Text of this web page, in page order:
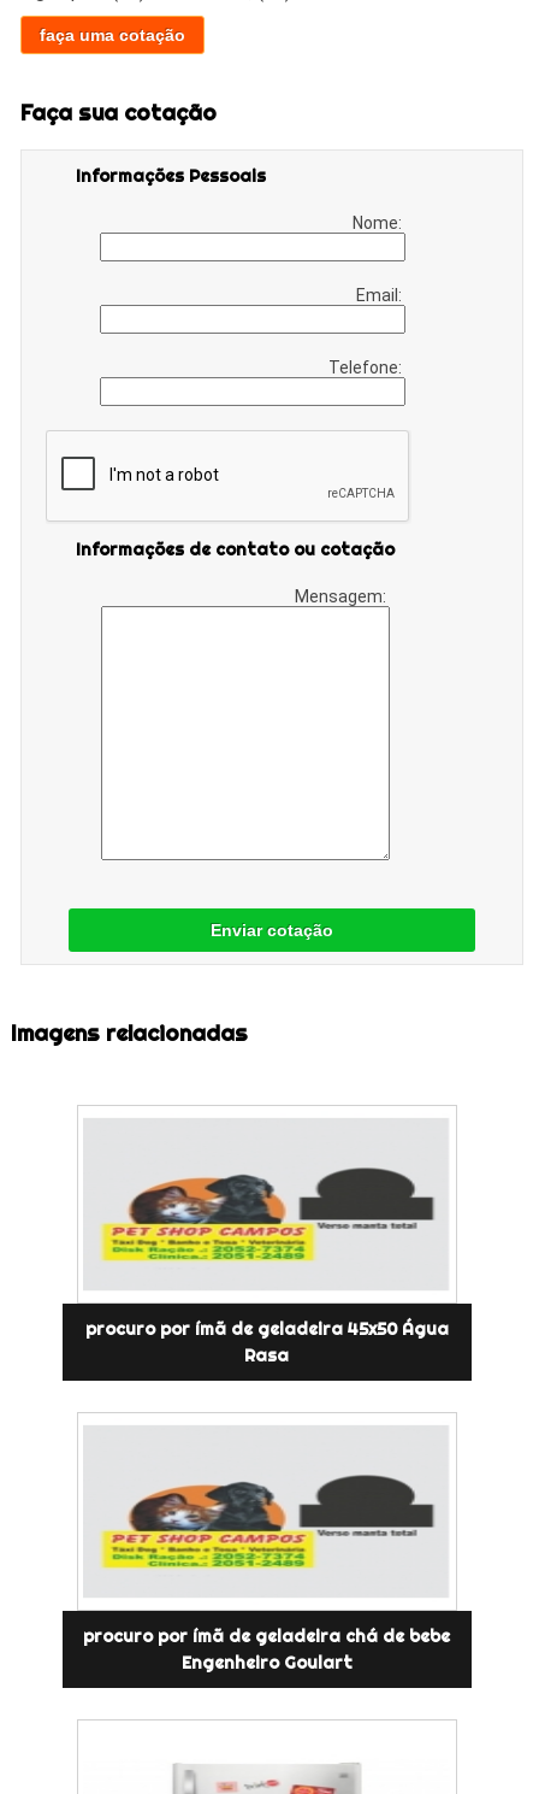
faça uma cotação
Faça sua cotação
Informações Pessoais
Nome:
Email:
Telefone:
Informações de contato ou cotação
Mensagem:
Enviar cotação
Imagens relacionadas
procuro por ímã de geladeira 45x50 Água
Rasa
procuro por ímã de geladeira chá de bebe
Engenheiro Goulart